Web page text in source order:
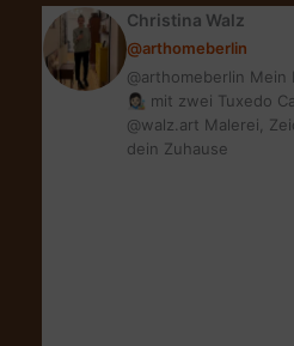
BOWIE
Christina Walz
@arthomeberlin
@arthomeberlin
👩🏻‍🎨 mit zwei Tuxedo
@walz.art Malerei,
dein Zuhause